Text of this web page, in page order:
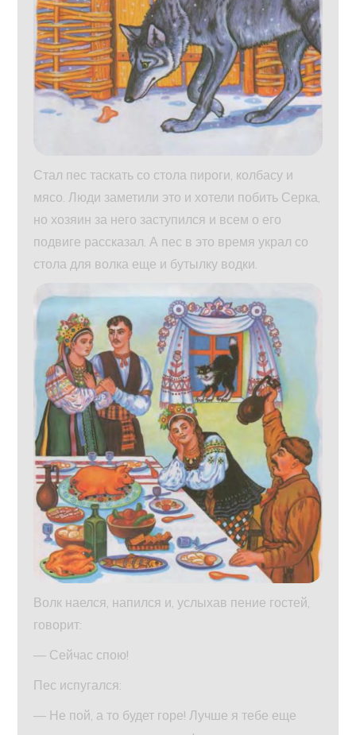
Стал пес таскать со стола пироги, колбасу и
мясо. Люди заметили это и хотели побить Серка,
но хозяин за него заступился и всем о его
подвиге рассказал. А пес в это время украл со
стола для волка еще и бутылку водки.
Волк наелся, напился и, услыхав пение гостей,
говорит:
— Сейчас спою!
Пес испугался:
— Не пой, а то будет горе! Лучше я тебе еще